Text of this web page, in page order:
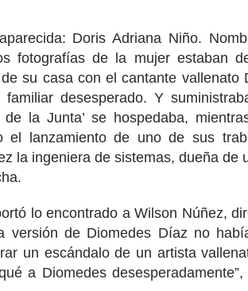
Doris Adriana Niño.
fotografías de la mujer estaban
su casa con el cantante vallenato
desesperado. Y
de la Junta’ se hospedaba,
el lanzamiento de uno de sus
la ingeniera de sistemas, dueña de
lo encontrado a Wilson Núñez,
versión de Diomedes Díaz no
un escándalo de un artista
a Diomedes